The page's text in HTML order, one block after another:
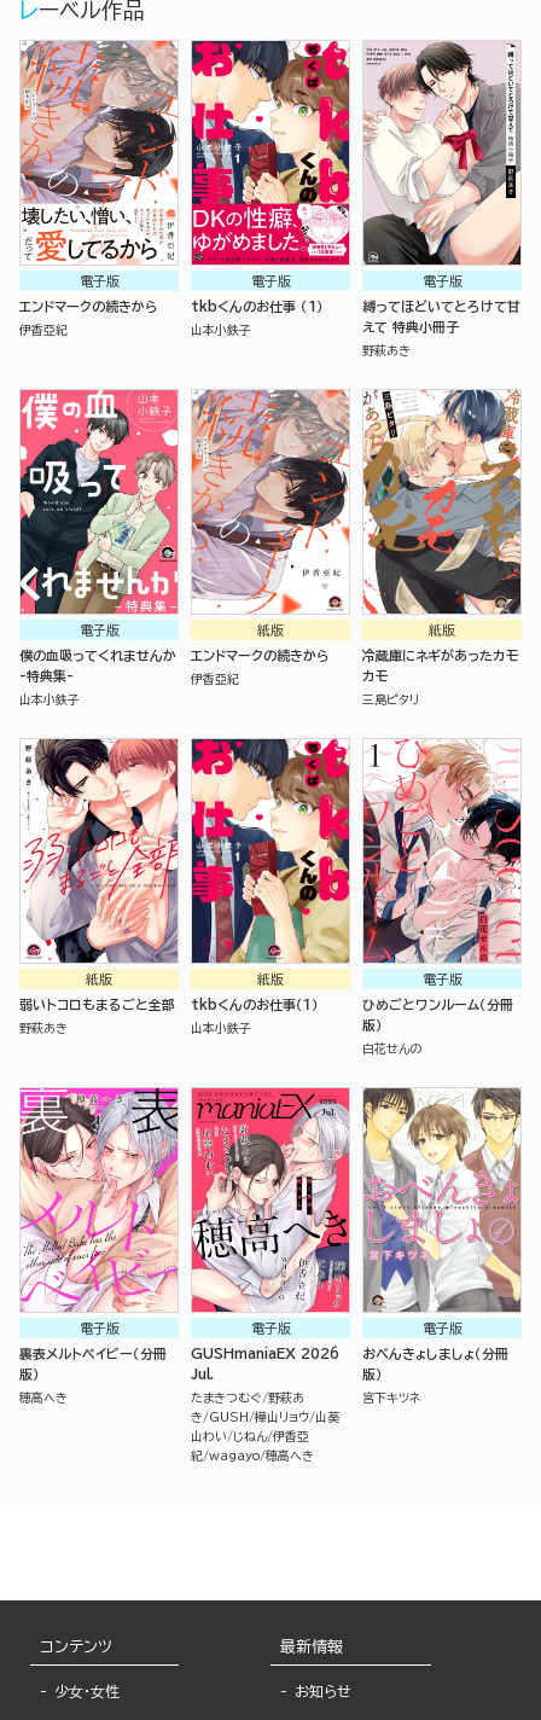
レーベル作品
電子版
エンドマークの続きから
伊香亞紀
電子版
tkbくんのお仕事 （1）
山本小鉄子
電子版
縛ってほどいてとろけて甘
えて 特典小冊子
野萩あき
電子版
僕の血吸ってくれませんか
-特典集-
山本小鉄子
紙版
エンドマークの続きから
伊香亞紀
紙版
冷蔵庫にネギがあったカモ
カモ
三島ピタリ
紙版
弱いトコロもまるごと全部
野萩あき
紙版
tkbくんのお仕事（１）
山本小鉄子
電子版
ひめごとワンルーム（分冊
版）
白花せんの
電子版
裏表メルトベイビー（分冊
版）
穂高へき
電子版
GUSHmaniaEX 2026
Jul.
たまきつむぐ 野萩あ
き
GUSH 樺山リョウ 山葵
山わい
じねん 伊香亞
紀 wagayo 穂高へき
電子版
おべんきょしましょ（分冊
版）
宮下キツネ
コンテンツ
少女・女性
最新情報
お知らせ